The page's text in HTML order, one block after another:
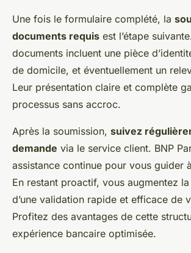
Une fois le formulaire complété, la
documents requis est l’étape
documents incluent une pièce
de domicile, et éventuellement un
Leur présentation claire et complète
processus sans accroc.
Après la soumission, suivez
demande via le service client. BNP
assistance continue pour vous guider
En restant proactif, vous augmentez
d’une validation rapide et efficace de
Profitez des avantages de cette
expérience bancaire optimisée.